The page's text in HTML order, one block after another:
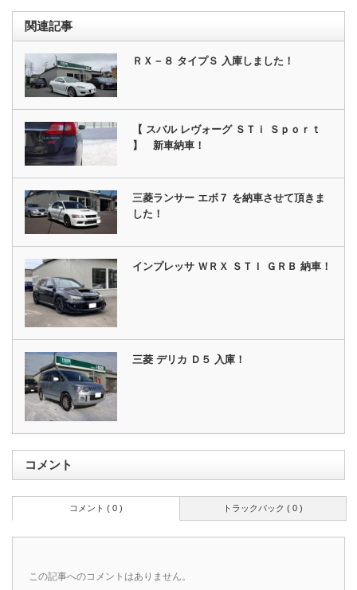
関連記事
ＲＸ－８ タイプＳ 入庫しました！
【 スバル レヴォーグ ＳＴｉ Ｓｐｏｒｔ
】 新車納車！
三菱ランサー エボ７ を納車させて頂きま
した！
インプレッサ ＷＲＸ ＳＴＩ ＧＲＢ 納車！
三菱 デリカ Ｄ５ 入庫！
コメント
トラックバック ( 0 )
コメント ( 0 )
この記事へのコメントはありません。